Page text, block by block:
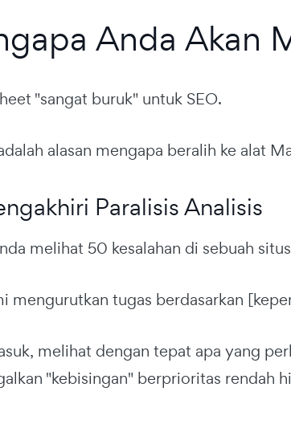
Anda Akan
"sangat buruk" untuk SEO.
alasan mengapa beralih ke alat
Paralisis Analisis
melihat 50 kesalahan di sebuah
mengurutkan tugas berdasarkan
melihat dengan tepat apa yang
"kebisingan" berprioritas rendah